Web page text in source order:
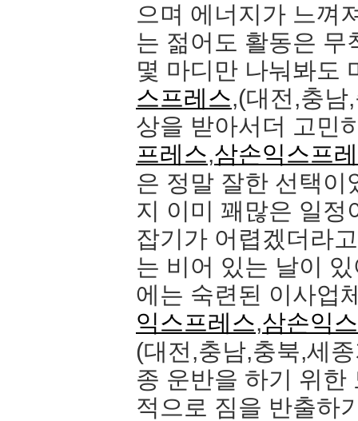
으며 에너지가 느껴
는 젊어도 활동은 무
몇 마디만 나눠봐도
스프레스,(대전,충남
상을 받아서더 고민
프레스,삼손익스프
은 정말 잘한 선택이
지 이미 꽤많은 일정
잡기가 어렵겠더라
는 비어 있는 날이
에는 숙련된 이사업
익스프레스,삼손익
(대전,충남,충북,세
종 운반을 하기 위한
적으로 짐을 반출하